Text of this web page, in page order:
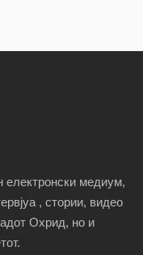
електронски медиум,
, стории, видео
Охрид, но и